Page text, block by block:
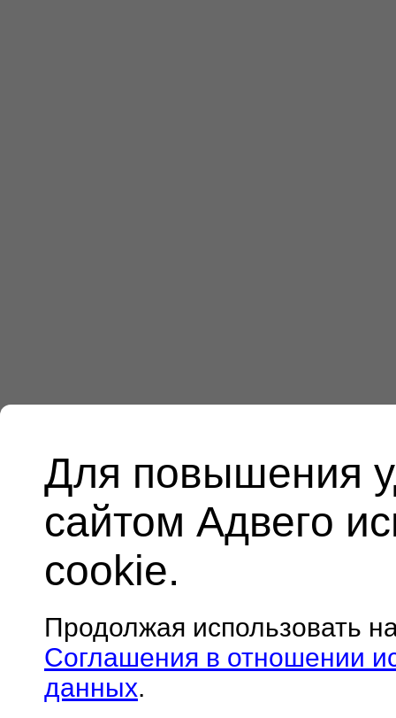
Для повышения
сайтом Адвего
cookie.
Продолжая использовать
Соглашения в отношении
данных.